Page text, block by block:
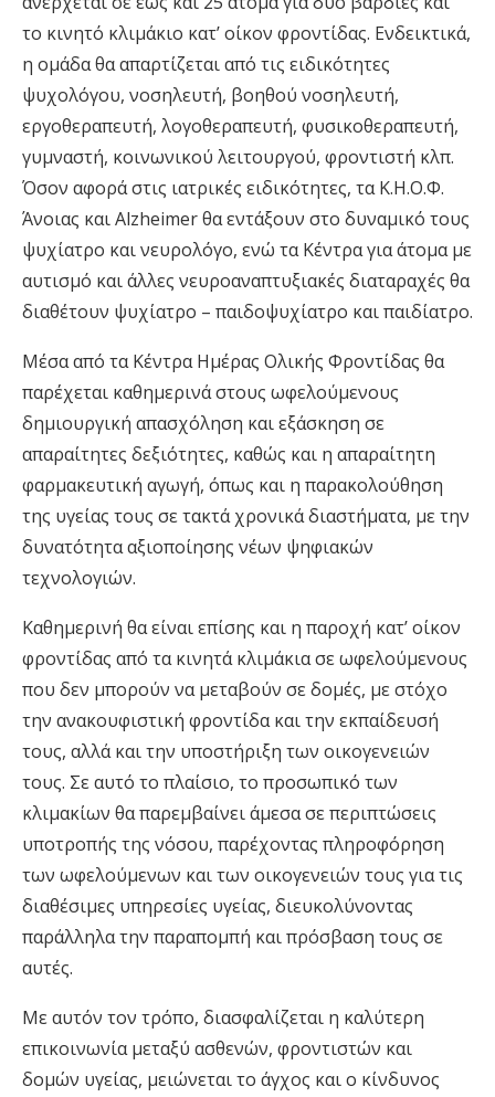
το κινητό κλιμάκιο κατ’ οίκον φροντίδας. Ενδεικτικά,
η ομάδα θα απαρτίζεται από τις ειδικότητες
ψυχολόγου, νοσηλευτή, βοηθού νοσηλευτή,
εργοθεραπευτή, λογοθεραπευτή, φυσικοθεραπευτή,
γυμναστή, κοινωνικού λειτουργού, φροντιστή κλπ.
Όσον αφορά στις ιατρικές ειδικότητες, τα Κ.Η.Ο.Φ.
Άνοιας και Alzheimer θα εντάξουν στο δυναμικό τους
ψυχίατρο και νευρολόγο, ενώ τα Κέντρα για άτομα με
αυτισμό και άλλες νευροαναπτυξιακές διαταραχές θα
διαθέτουν ψυχίατρο – παιδοψυχίατρο και παιδίατρο.
Μέσα από τα Κέντρα Ημέρας Ολικής Φροντίδας θα
παρέχεται καθημερινά στους ωφελούμενους
δημιουργική απασχόληση και εξάσκηση σε
απαραίτητες δεξιότητες, καθώς και η απαραίτητη
φαρμακευτική αγωγή, όπως και η παρακολούθηση
της υγείας τους σε τακτά χρονικά διαστήματα, με την
δυνατότητα αξιοποίησης νέων ψηφιακών
τεχνολογιών.
Καθημερινή θα είναι επίσης και η παροχή κατ’ οίκον
φροντίδας από τα κινητά κλιμάκια σε ωφελούμενους
που δεν μπορούν να μεταβούν σε δομές, με στόχο
την ανακουφιστική φροντίδα και την εκπαίδευσή
τους, αλλά και την υποστήριξη των οικογενειών
τους. Σε αυτό το πλαίσιο, το προσωπικό των
κλιμακίων θα παρεμβαίνει άμεσα σε περιπτώσεις
υποτροπής της νόσου, παρέχοντας πληροφόρηση
των ωφελούμενων και των οικογενειών τους για τις
διαθέσιμες υπηρεσίες υγείας, διευκολύνοντας
παράλληλα την παραπομπή και πρόσβαση τους σε
αυτές.
Με αυτόν τον τρόπο, διασφαλίζεται η καλύτερη
επικοινωνία μεταξύ ασθενών, φροντιστών και
δομών υγείας, μειώνεται το άγχος και ο κίνδυνος